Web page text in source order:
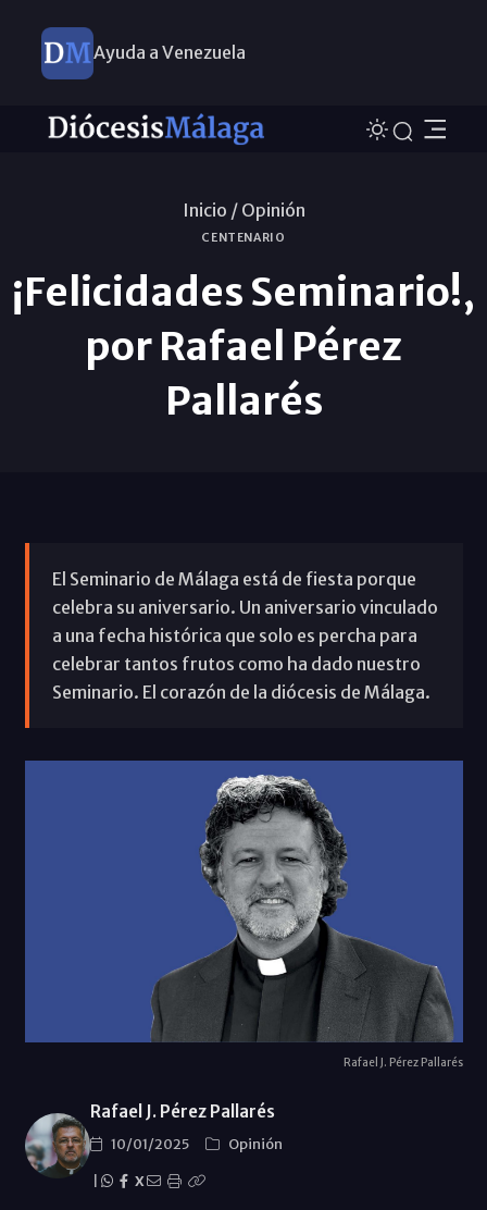
Ayuda a Venezuela
Inicio / Opinión
CENTENARIO
¡Felicidades Seminario!,
por Rafael Pérez
Pallarés
El Seminario de Málaga está de fiesta porque
celebra su aniversario. Un aniversario vinculado
a una fecha histórica que solo es percha para
celebrar tantos frutos como ha dado nuestro
Seminario. El corazón de la diócesis de Málaga.
Rafael J. Pérez Pallarés
Rafael J. Pérez Pallarés
10/01/2025
Opinión
X